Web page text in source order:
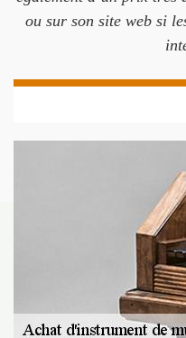
ou sur son site web si